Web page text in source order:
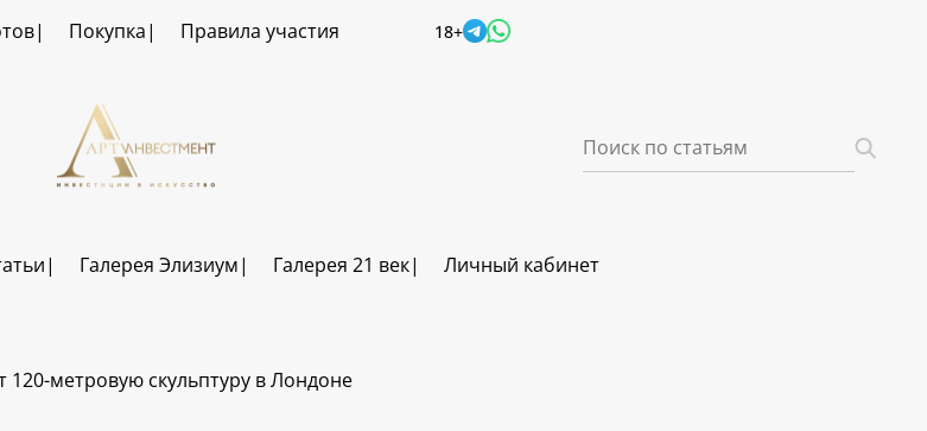
Покупка Правила участия 18+
Галерея Элизиум Галерея 21 век Личный кабинет
метровую скульптуру в Лондоне